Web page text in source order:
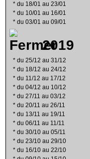
* du 18/01 au 23/01
* du 10/01 au 16/01
* du 03/01 au 09/01
2019
* du 25/12 au 31/12
* du 18/12 au 24/12
* du 11/12 au 17/12
* du 04/12 au 10/12
* du 27/11 au 03/12
* du 20/11 au 26/11
* du 13/11 au 19/11
* du 06/11 au 11/11
* du 30/10 au 05/11
* du 23/10 au 29/10
* du 16/10 au 22/10